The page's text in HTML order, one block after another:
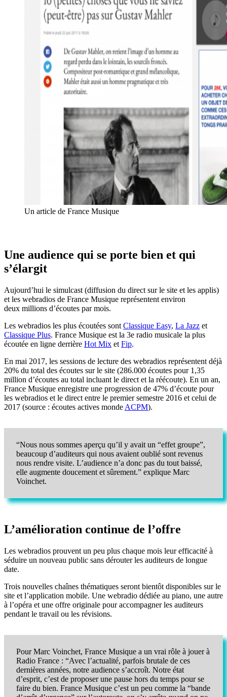
Un article de France Musique
Une audience qui se porte bien et qui
s’élargit
Aujourd’hui le simulcast (diffusion du direct sur le site et les applis)
et les webradios de France Musique représentent environ
deux millions d’écoutes par mois.
Les webradios les plus écoutées sont Classique Easy, La Jazz et
Classique Plus. France Musique est la 3e radio musicale la plus
écoutée en ligne derrière Hot Mix et Fip.
En mai 2017, les sessions de lecture des webradios représentent déjà
20% du total des écoutes sur le site (286.000 écoutes pour 1,35
million d’écoutes au total incluant le direct et la réécoute). En un an,
France Musique enregistre une progression de 47% d’écoute pour
les webradios et le direct entre le premier semestre 2016 et celui de
2017 (source : écoutes actives monde ACPM).
“Nous nous sommes aperçu qu’il y avait un “effet groupe”,
beaucoup d’auditeurs qui nous avaient oublié sont revenus
nous rendre visite. L’audience n’a donc pas du tout baissé,
elle augmente doucement et sûrement.” explique Marc
Voinchet.
L’amélioration continue de l’offre
Les webradios prouvent un peu plus chaque mois leur efficacité à
séduire un nouveau public sans dérouter les auditeurs de longue
date.
Trois nouvelles chaînes thématiques seront bientôt disponibles sur le
site et l’application mobile. Une webradio dédiée au piano, une autre
à l’opéra et une offre originale pour accompagner les auditeurs
pendant le travail ou les révisions.
Pour Marc Voinchet, France Musique a un vrai rôle à jouer à
Radio France : “Avec l’actualité, parfois brutale de ces
dernières années, notre audience s’accroît. Notre état
d’esprit, c’est de proposer une pause hors du temps pour se
faire du bien. France Musique c’est un peu comme la “bande